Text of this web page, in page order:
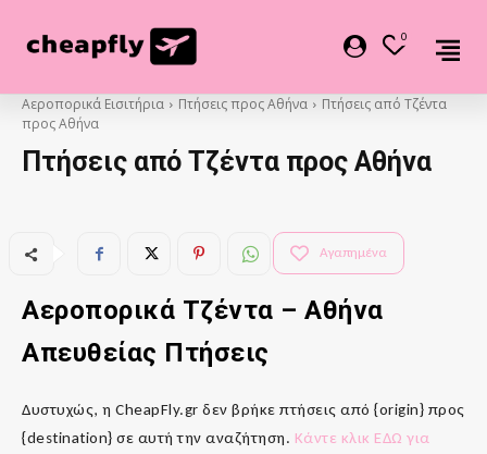
0
Αεροπορικά Εισιτήρια Πτήσεις προς Αθήνα
Πτήσεις από Τζέντα
προς Αθήνα
Πτήσεις από Τζέντα προς Αθήνα
Αγαπημένα
Αεροπορικά Τζέντα – Αθήνα
Απευθείας Πτήσεις
Δυστυχώς, η CheapFly.gr δεν βρήκε πτήσεις από {origin} προς
{destination} σε αυτή την αναζήτηση. Κάντε κλικ ΕΔΩ για